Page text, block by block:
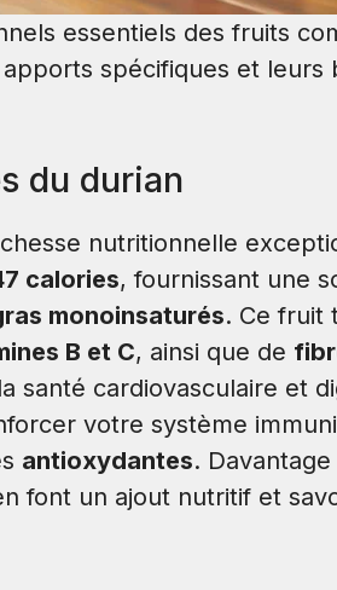
essentiels des fruits
spécifiques et leurs
du durian
nutritionnelle
calories, fournissant une
monoinsaturés. Ce fruit
B et C, ainsi que de
santé cardiovasculaire et
votre système
antioxydantes.
font un ajout nutritif et